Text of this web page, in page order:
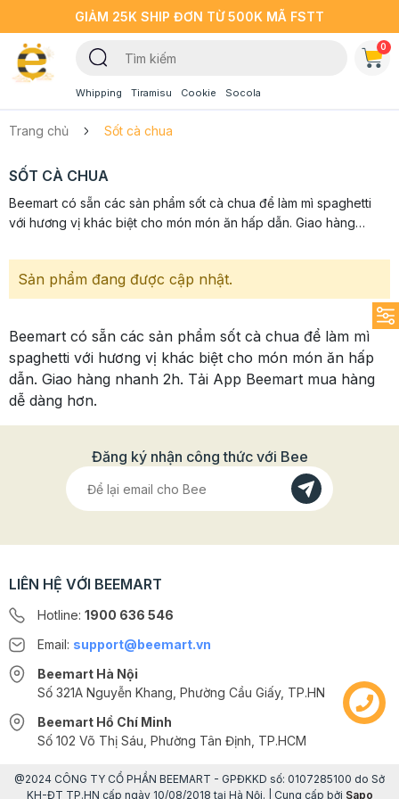
GIẢM 25K SHIP ĐƠN TỪ 500K MÃ FSTT
Whipping Tiramisu Cookie Socola
0
Trang chủ Sốt cà chua
SỐT CÀ CHUA
Beemart có sẵn các sản phẩm sốt cà chua để làm mì spaghetti
với hương vị khác biệt cho món món ăn hấp dẫn. Giao hàng
Sản phẩm đang được cập nhật.
Beemart có sẵn các sản phẩm sốt cà chua để làm mì
spaghetti với hương vị khác biệt cho món món ăn hấp
dẫn. Giao hàng nhanh 2h. Tải App Beemart mua hàng
dễ dàng hơn.
Đăng ký nhận công thức với Bee
LIÊN HỆ VỚI BEEMART
Hotline: 1900 636 546
Email: support@beemart.vn
Beemart Hà Nội
Số 321A Nguyễn Khang, Phường Cầu Giấy, TP.HN
Beemart Hồ Chí Minh
Số 102 Võ Thị Sáu, Phường Tân Định, TP.HCM
@2024 CÔNG TY CỔ PHẦN BEEMART - GPĐKKD số: 0107285100 do Sở
KH-ĐT TP.HN cấp ngày 10/08/2018 tại Hà Nội. | Cung cấp bởi Sapo